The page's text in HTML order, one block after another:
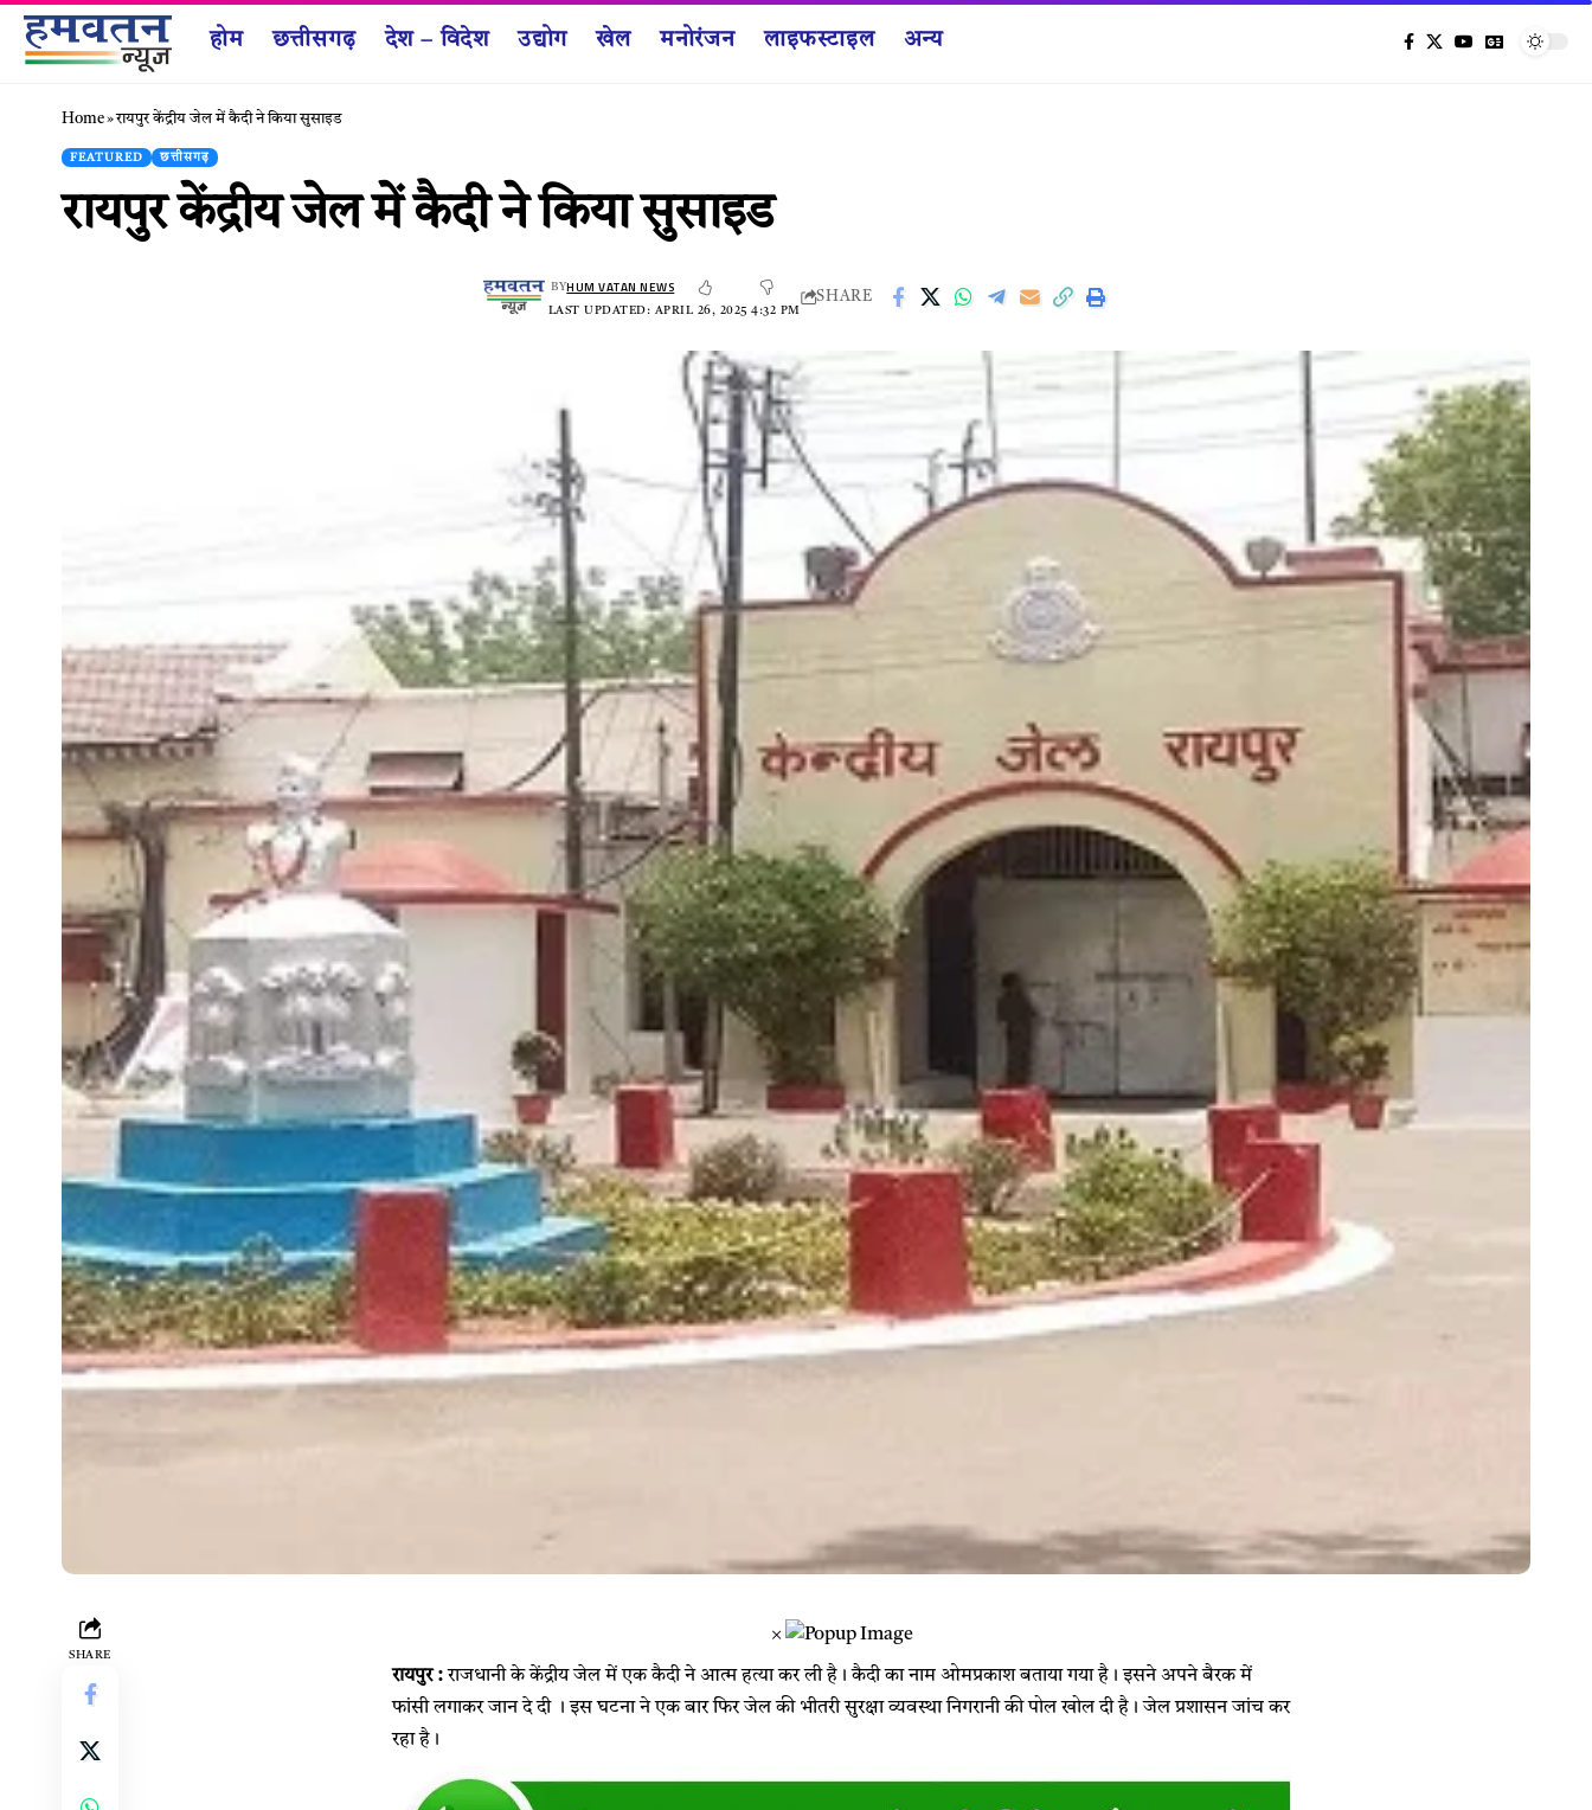
होम छत्तीसगढ़ देश – विदेश उद्योग खेल मनोरंजन लाइफस्टाइल अन्य
Home»रायपुर केंद्रीय जेल में कैदी ने किया सुसाइड
FEATURED छत्तीसगढ़
रायपुर केंद्रीय जेल में कैदी ने किया सुसाइड
LAST UPDATED: APRIL 26, 2025 4:32 PM
BYHUM VATAN NEWS
SHARE
SHARE
×
रायपुर :राजधानी के केंद्रीय जेल में एक कैदी ने आत्म हत्या कर ली है। कैदी का नाम ओमप्रकाश बताया गया है। इसने अपने बैरक में
फांसी लगाकर जान दे दी । इस घटना ने एक बार फिर जेल की भीतरी सुरक्षा व्यवस्था निगरानी की पोल खोल दी है। जेल प्रशासन जांच कर
रहा है।